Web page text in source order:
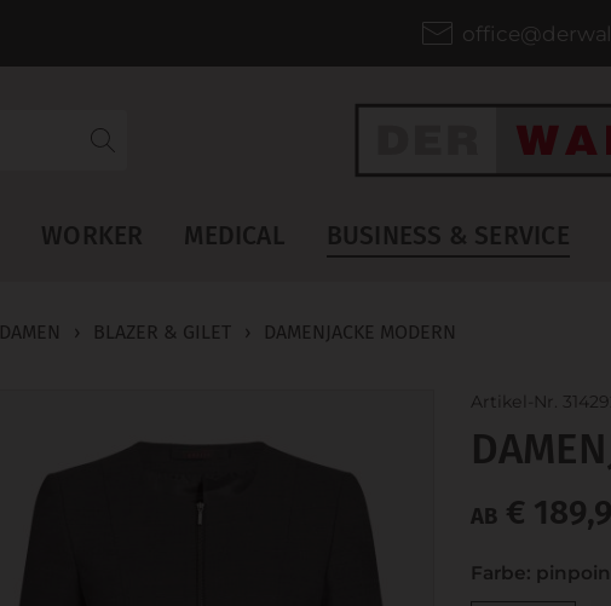
WORKER MEDICAL BUSINESS & SERVICE
DAMEN › BLAZER & GILET › DAMENJACKE MODERN
Artikel-Nr.
AB €
Farbe: